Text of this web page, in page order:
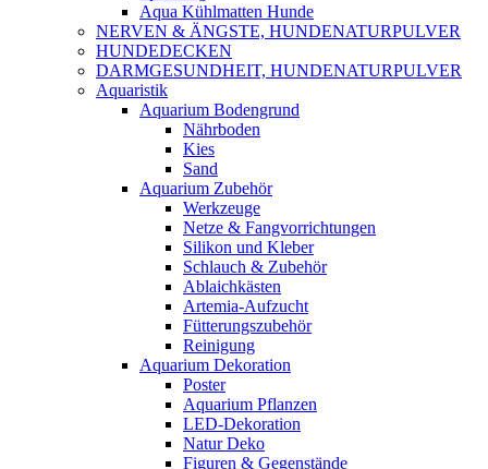
Aqua Kühlmatten Hunde
NERVEN & ÄNGSTE, HUNDENATURPULVER
HUNDEDECKEN
DARMGESUNDHEIT, HUNDENATURPULVER
Aquaristik
Aquarium Bodengrund
Nährboden
Kies
Sand
Aquarium Zubehör
Werkzeuge
Netze & Fangvorrichtungen
Silikon und Kleber
Schlauch & Zubehör
Ablaichkästen
Artemia-Aufzucht
Fütterungszubehör
Reinigung
Aquarium Dekoration
Poster
Aquarium Pflanzen
LED-Dekoration
Natur Deko
Figuren & Gegenstände